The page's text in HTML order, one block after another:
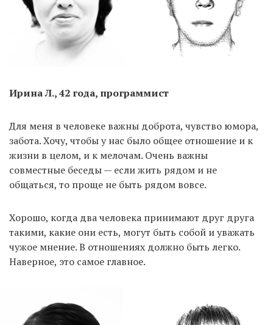
Ирина Л., 42 года, программист
Для меня в человеке важны доброта, чувство юмора,
забота. Хочу, чтобы у нас было общее отношение и к
жизни в целом, и к мелочам. Очень важны
совместные беседы — если жить рядом и не
общаться, то проще не быть рядом вовсе.
Хорошо, когда два человека принимают друг друга
такими, какие они есть, могут быть собой и уважать
чужое мнение. В отношениях должно быть легко.
Наверное, это самое главное.